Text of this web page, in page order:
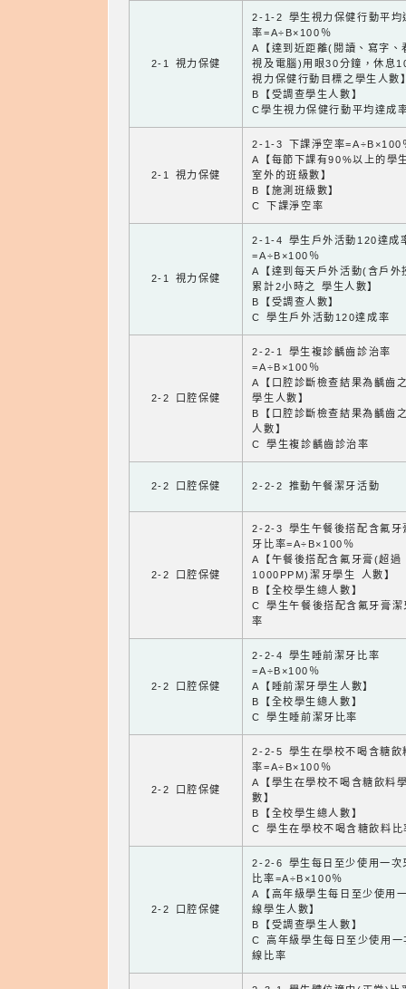
2-1 視力保健
2-1-2 學生視力保健行動平均
率=A÷B×100％
A【達到近距離(閱讀、寫字、
視及電腦)用眼30分鐘，休息
視力保健行動目標之學生人數
B【受調查學生人數】
C學生視力保健行動平均達成
2-1 視力保健
2-1-3 下課淨空率=A÷B×100
A【每節下課有90%以上的學
室外的班級數】
B【施測班級數】
C 下課淨空率
2-1 視力保健
2-1-4 學生戶外活動120達成
=A÷B×100％
A【達到每天戶外活動(含戶外
累計2小時之 學生人數】
B【受調查人數】
C 學生戶外活動120達成率
2-2 口腔保健
2-2-1 學生複診齲齒診治率
=A÷B×100％
A【口腔診斷檢查結果為齲齒
學生人數】
B【口腔診斷檢查結果為齲齒
人數】
C 學生複診齲齒診治率
2-2 口腔保健 2-2-2 推動午餐潔牙活動
2-2 口腔保健
2-2-3 學生午餐後搭配含氟牙
牙比率=A÷B×100％
A【午餐後搭配含氟牙膏(超過
1000PPM)潔牙學生 人數】
B【全校學生總人數】
C 學生午餐後搭配含氟牙膏潔
率
2-2 口腔保健
2-2-4 學生睡前潔牙比率
=A÷B×100％
A【睡前潔牙學生人數】
B【全校學生總人數】
C 學生睡前潔牙比率
2-2 口腔保健
2-2-5 學生在學校不喝含糖飲
率=A÷B×100％
A【學生在學校不喝含糖飲料
數】
B【全校學生總人數】
C 學生在學校不喝含糖飲料比
2-2 口腔保健
2-2-6 學生每日至少使用一次
比率=A÷B×100％
A【高年級學生每日至少使用
線學生人數】
B【受調查學生人數】
C 高年級學生每日至少使用一
線比率